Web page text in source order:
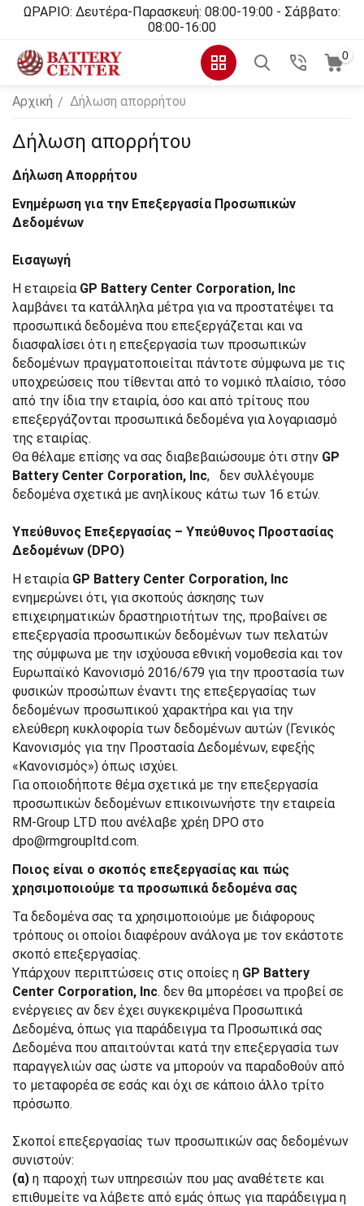
ΩΡΑΡΙΟ: Δευτέρα-Παρασκευή: 08:00-19:00 - Σάββατο:
08:00-16:00
0
Αρχική / Δήλωση απορρήτου
Δήλωση απορρήτου
Δήλωση Απορρήτου
Ενημέρωση για την Επεξεργασία Προσωπικών
Δεδομένων
Εισαγωγή
H εταιρεία GP Battery Center Corporation, Inc
λαμβάνει τα κατάλληλα μέτρα για να προστατέψει τα
προσωπικά δεδομένα που επεξεργάζεται και να
διασφαλίσει ότι η επεξεργασία των προσωπικών
δεδομένων πραγματοποιείται πάντοτε σύμφωνα με τις
υποχρεώσεις που τίθενται από το νομικό πλαίσιο, τόσο
από την ίδια την εταιρία, όσο και από τρίτους που
επεξεργάζονται προσωπικά δεδομένα για λογαριασμό
της εταιρίας.
Θα θέλαμε επίσης να σας διαβεβαιώσουμε ότι στην GP
Battery Center Corporation, Inc, δεν συλλέγουμε
δεδομένα σχετικά με ανηλίκους κάτω των 16 ετών.
Υπεύθυνος Επεξεργασίας – Υπεύθυνος Προστασίας
Δεδομένων (DPO)
Η εταιρία GP Battery Center Corporation, Inc
ενημερώνει ότι, για σκοπούς άσκησης των
επιχειρηματικών δραστηριοτήτων της, προβαίνει σε
επεξεργασία προσωπικών δεδομένων των πελατών
της σύμφωνα με την ισχύουσα εθνική νομοθεσία και τον
Ευρωπαϊκό Κανονισμό 2016/679 για την προστασία των
φυσικών προσώπων έναντι της επεξεργασίας των
δεδομένων προσωπικού χαρακτήρα και για την
ελεύθερη κυκλοφορία των δεδομένων αυτών (Γενικός
Κανονισμός για την Προστασία Δεδομένων, εφεξής
«Κανονισμός») όπως ισχύει.
Για οποιοδήποτε θέμα σχετικά με την επεξεργασία
προσωπικών δεδομένων επικοινωνήστε την εταιρεία
RM-Group LTD που ανέλαβε χρέη DPO στο
dpo@rmgroupltd.com.
Ποιος είναι ο σκοπός επεξεργασίας και πώς
χρησιμοποιούμε τα προσωπικά δεδομένα σας
Τα δεδομένα σας τα χρησιμοποιούμε με διάφορους
τρόπους οι οποίοι διαφέρουν ανάλογα με τον εκάστοτε
σκοπό επεξεργασίας.
Υπάρχουν περιπτώσεις στις οποίες η GP Battery
Center Corporation, Inc. δεν θα μπορέσει να προβεί σε
ενέργειες αν δεν έχει συγκεκριμένα Προσωπικά
Δεδομένα, όπως για παράδειγμα τα Προσωπικά σας
Δεδομένα που απαιτούνται κατά την επεξεργασία των
παραγγελιών σας ώστε να μπορούν να παραδοθούν από
το μεταφορέα σε εσάς και όχι σε κάποιο άλλο τρίτο
πρόσωπο.
Σκοποί επεξεργασίας των προσωπικών σας δεδομένων
συνιστούν:
(α) η παροχή των υπηρεσιών που μας αναθέτετε και
επιθυμείτε να λάβετε από εμάς όπως για παράδειγμα η